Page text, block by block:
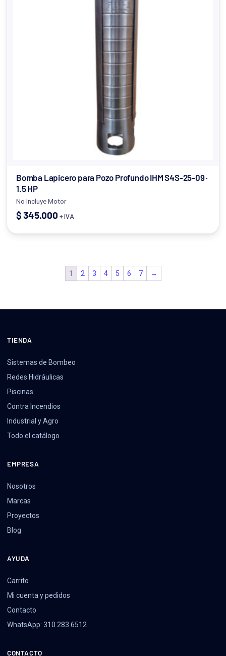
Bomba Lapicero para Pozo Profundo IHM S4S-25-09 ·
1.5 HP
No Incluye Motor
$345.000 + IVA
1 2 3 4 5 6 7 →
TIENDA
Sistemas de Bombeo
Redes Hidráulicas
Piscinas
Contra Incendios
Industrial y Agro
Todo el catálogo
EMPRESA
Nosotros
Marcas
Proyectos
Blog
AYUDA
Carrito
Mi cuenta y pedidos
Contacto
WhatsApp: 310 283 6512
CONTACTO